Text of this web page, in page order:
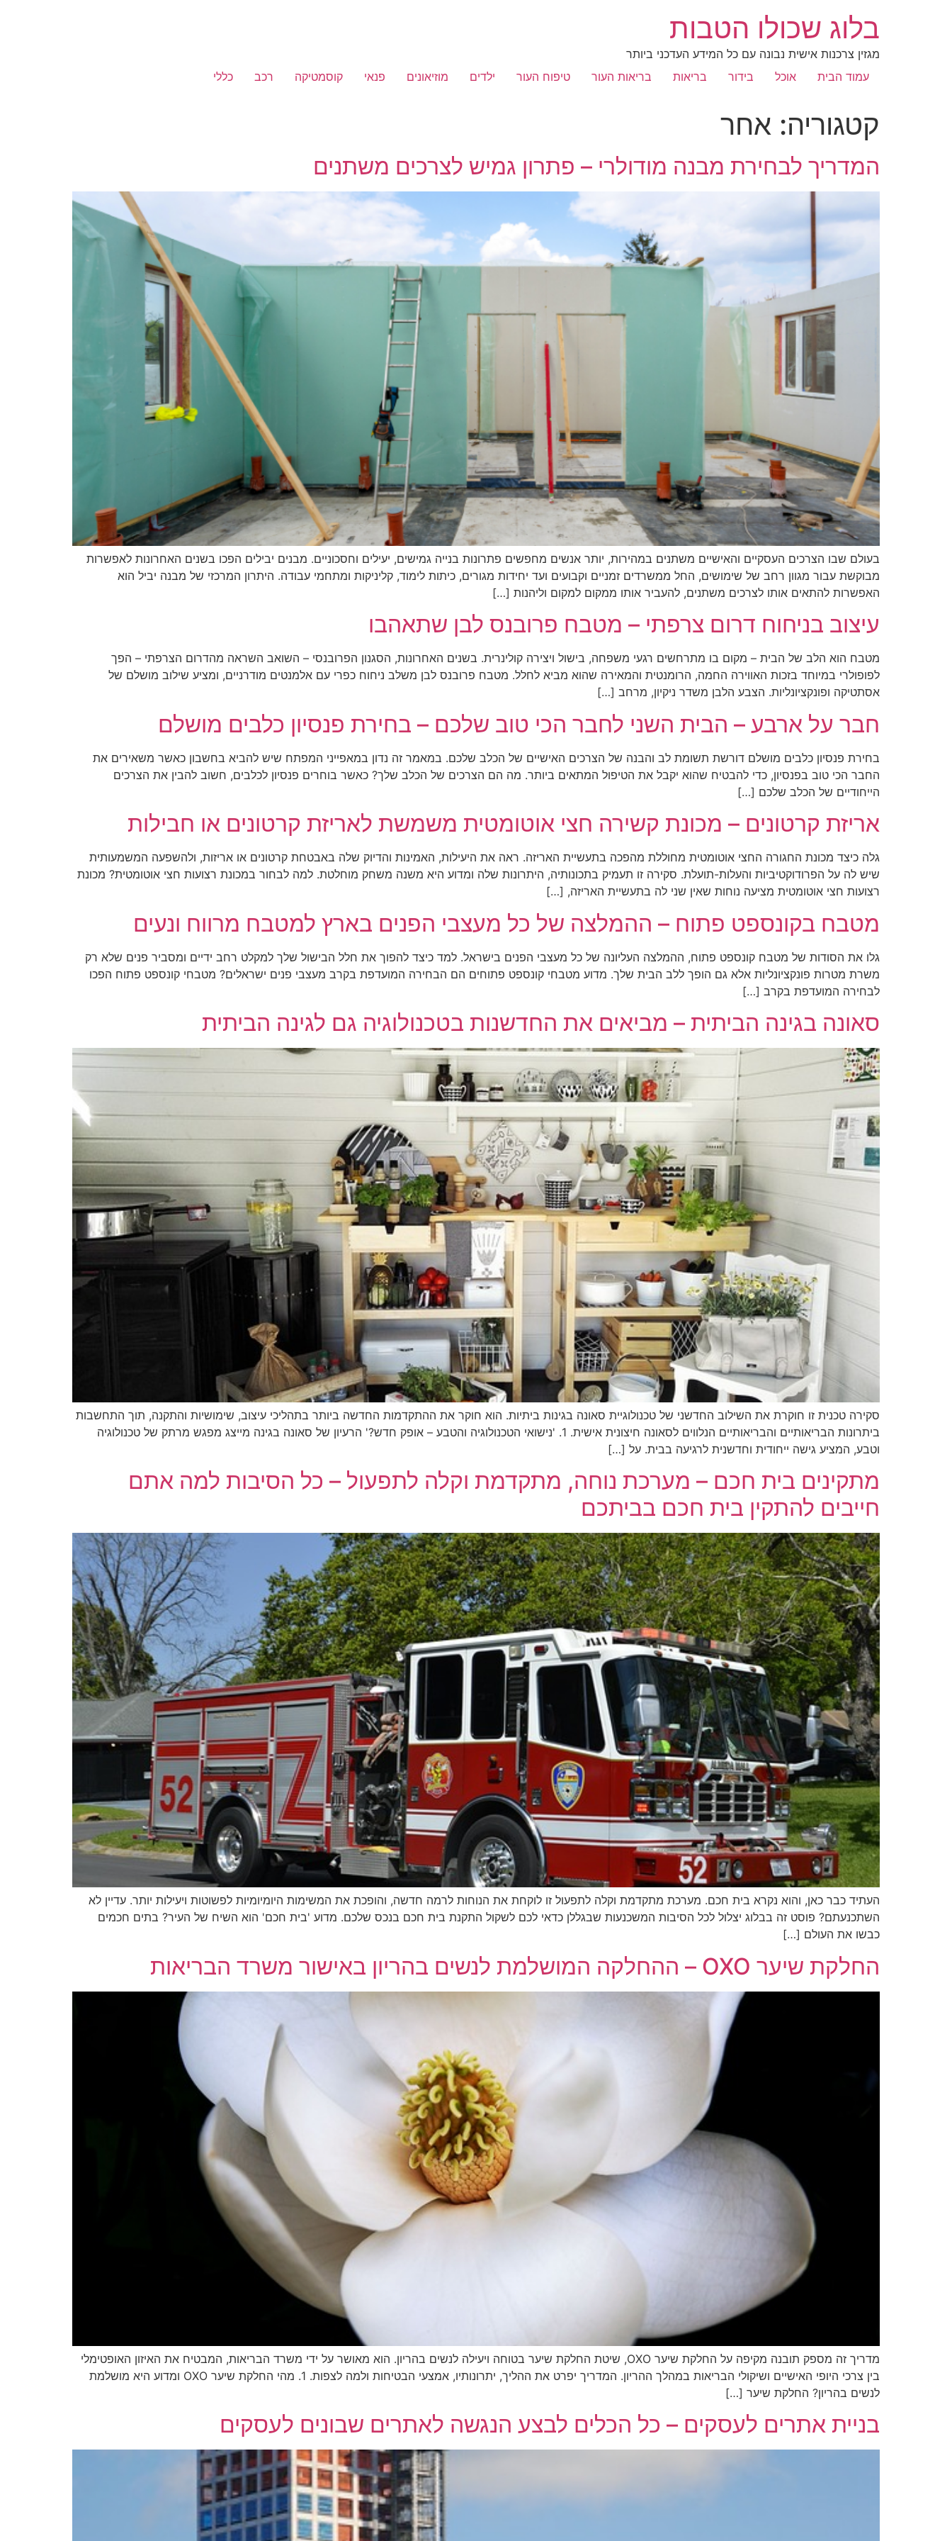
בלוג שכולו הטבות
מגזין צרכנות אישית נבונה עם כל המידע העדכני ביותר
עמוד הבית
אוכל בידור בריאות בריאות העור טיפוח העור ילדים מוזיאונים פנאי קוסמטיקה רכב כללי
קטגוריה: אחר
המדריך לבחירת מבנה מודולרי – פתרון גמיש לצרכים משתנים
בעולם שבו הצרכים העסקיים והאישיים משתנים במהירות, יותר אנשים מחפשים פתרונות בנייה גמישים, יעילים וחסכוניים. מבנים יבילים הפכו בשנים האחרונות לאפשרות
מבוקשת עבור מגוון רחב של שימושים, החל ממשרדים זמניים וקבועים ועד יחידות מגורים, כיתות לימוד, קליניקות ומתחמי עבודה. היתרון המרכזי של מבנה יביל הוא
האפשרות להתאים אותו לצרכים משתנים, להעביר אותו ממקום למקום וליהנות […]
עיצוב בניחוח דרום צרפתי – מטבח פרובנס לבן שתאהבו
מטבח הוא הלב של הבית – מקום בו מתרחשים רגעי משפחה, בישול ויצירה קולינרית. בשנים האחרונות, הסגנון הפרובנסי – השואב השראה מהדרום הצרפתי – הפך
לפופולרי במיוחד בזכות האווירה החמה, הרומנטית והמאירה שהוא מביא לחלל. מטבח פרובנס לבן משלב ניחוח כפרי עם אלמנטים מודרניים, ומציע שילוב מושלם של
אסתטיקה ופונקציונליות. הצבע הלבן משדר ניקיון, מרחב […]
חבר על ארבע – הבית השני לחבר הכי טוב שלכם – בחירת פנסיון כלבים מושלם
בחירת פנסיון כלבים מושלם דורשת תשומת לב והבנה של הצרכים האישיים של הכלב שלכם. במאמר זה נדון במאפייני המפתח שיש להביא בחשבון כאשר משאירים את
החבר הכי טוב בפנסיון, כדי להבטיח שהוא יקבל את הטיפול המתאים ביותר. מה הם הצרכים של הכלב שלך? כאשר בוחרים פנסיון לכלבים, חשוב להבין את הצרכים
הייחודיים של הכלב שלכם […]
אריזת קרטונים – מכונת קשירה חצי אוטומטית משמשת לאריזת קרטונים או חבילות
גלה כיצד מכונת החגורה החצי אוטומטית מחוללת מהפכה בתעשיית האריזה. ראה את היעילות, האמינות והדיוק שלה באבטחת קרטונים או אריזות, ולהשפעה המשמעותית
שיש לה על הפרודוקטיביות והעלות-תועלת. סקירה זו תעמיק בתכונותיה, היתרונות שלה ומדוע היא משנה משחק מוחלטת. למה לבחור במכונת רצועות חצי אוטומטית? מכונת
רצועות חצי אוטומטית מציעה נוחות שאין שני לה בתעשיית האריזה, […]
מטבח בקונספט פתוח – ההמלצה של כל מעצבי הפנים בארץ למטבח מרווח ונעים
גלו את הסודות של מטבח קונספט פתוח, ההמלצה העליונה של כל מעצבי הפנים בישראל. למד כיצד להפוך את חלל הבישול שלך למקלט רחב ידיים ומסביר פנים שלא רק
משרת מטרות פונקציונליות אלא גם הופך ללב הבית שלך. מדוע מטבחי קונספט פתוחים הם הבחירה המועדפת בקרב מעצבי פנים ישראלים? מטבחי קונספט פתוח הפכו
לבחירה המועדפת בקרב […]
סאונה בגינה הביתית – מביאים את החדשנות בטכנולוגיה גם לגינה הביתית
סקירה טכנית זו חוקרת את השילוב החדשני של טכנולוגיית סאונה בגינות ביתיות. הוא חוקר את ההתקדמות החדשה ביותר בתהליכי עיצוב, שימושיות והתקנה, תוך התחשבות
ביתרונות הבריאותיים והבריאותיים הנלווים לסאונה חיצונית אישית. 1. 'נישואי הטכנולוגיה והטבע – אופק חדש?' הרעיון של סאונה בגינה מייצג מפגש מרתק של טכנולוגיה
וטבע, המציע גישה ייחודית וחדשנית לרגיעה בבית. על […]
מתקינים בית חכם – מערכת נוחה, מתקדמת וקלה לתפעול – כל הסיבות למה אתם
חייבים להתקין בית חכם בביתכם
העתיד כבר כאן, והוא נקרא בית חכם. מערכת מתקדמת וקלה לתפעול זו לוקחת את הנוחות לרמה חדשה, והופכת את המשימות היומיומיות לפשוטות ויעילות יותר. עדיין לא
השתכנעתם? פוסט זה בבלוג יצלול לכל הסיבות המשכנעות שבגללן כדאי לכם לשקול התקנת בית חכם בנכס שלכם. מדוע 'בית חכם' הוא השיח של העיר? בתים חכמים
כבשו את העולם […]
החלקת שיער OXO – ההחלקה המושלמת לנשים בהריון באישור משרד הבריאות
מדריך זה מספק תובנה מקיפה על החלקת שיער OXO, שיטת החלקת שיער בטוחה ויעילה לנשים בהריון. הוא מאושר על ידי משרד הבריאות, המבטיח את האיזון האופטימלי
בין צרכי היופי האישיים ושיקולי הבריאות במהלך ההריון. המדריך יפרט את ההליך, יתרונותיו, אמצעי הבטיחות ולמה לצפות. 1. מהי החלקת שיער OXO ומדוע היא מושלמת
לנשים בהריון? החלקת שיער […]
בניית אתרים לעסקים – כל הכלים לבצע הנגשה לאתרים שבונים לעסקים